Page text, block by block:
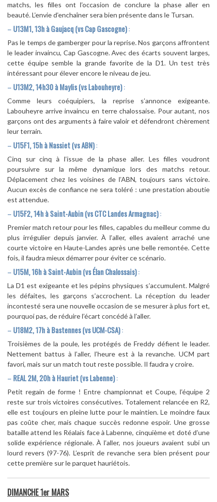
matchs, les filles ont l’occasion de conclure la phase aller en
beauté. L’envie d’enchaîner sera bien présente dans le Tursan.
– U13M1, 13h à Gaujacq (vs Cap Gascogne):
Pas le temps de gamberger pour la reprise. Nos garçons affrontent
le leader invaincu, Cap Gascogne. Avec des écarts souvent larges,
cette équipe semble la grande favorite de la D1. Un test très
intéressant pour élever encore le niveau de jeu.
– U13M2, 14h30 à Maylis (vs Labouheyre):
Comme leurs coéquipiers, la reprise s’annonce exigeante.
Labouheyre arrive invaincu en terre chalossaise. Pour autant, nos
garçons ont des arguments à faire valoir et défendront chèrement
leur terrain.
– U15F1, 15h à Nassiet (vs ABN):
Cinq sur cinq à l’issue de la phase aller. Les filles voudront
poursuivre sur la même dynamique lors des matchs retour.
Déplacement chez les voisines de l’ABN, toujours sans victoire.
Aucun excès de confiance ne sera toléré : une prestation aboutie
est attendue.
– U15F2, 14h à Saint-Aubin (vs CTC Landes Armagnac):
Premier match retour pour les filles, capables du meilleur comme du
plus irrégulier depuis janvier. À l’aller, elles avaient arraché une
courte victoire en Haute-Landes après une belle remontée. Cette
fois, il faudra mieux démarrer pour éviter ce scénario.
– U15M, 16h à Saint-Aubin (vs Élan Chalossais):
La D1 est exigeante et les pépins physiques s’accumulent. Malgré
les défaites, les garçons s’accrochent. La réception du leader
incontesté sera une nouvelle occasion de se mesurer à plus fort et,
pourquoi pas, de réduire l’écart concédé à l’aller.
– U18M2, 17h à Bastennes (vs UCM-CSA):
Troisièmes de la poule, les protégés de Freddy défient le leader.
Nettement battus à l’aller, l’heure est à la revanche. UCM part
favori, mais sur un match tout reste possible. Il faudra y croire.
– REAL 2M, 20h à Hauriet (vs Labenne):
Petit regain de forme ! Entre championnat et Coupe, l’équipe 2
reste sur trois victoires consécutives. Totalement relancée en R2,
elle est toujours en pleine lutte pour le maintien. Le moindre faux
pas coûte cher, mais chaque succès redonne espoir. Une grosse
bataille attend les Réalais face à Labenne, cinquième et doté d’une
solide expérience régionale. À l’aller, nos joueurs avaient subi un
lourd revers (97-76). L’esprit de revanche sera bien présent pour
cette première sur le parquet hauriétois.
DIMANCHE 1er MARS